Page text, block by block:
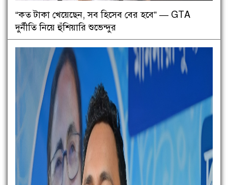
“কত টাকা খেয়েছেন, সব হিসেব বের হবে” — GTA
দুর্নীতি নিয়ে হুঁশিয়ারি শুভেন্দুর